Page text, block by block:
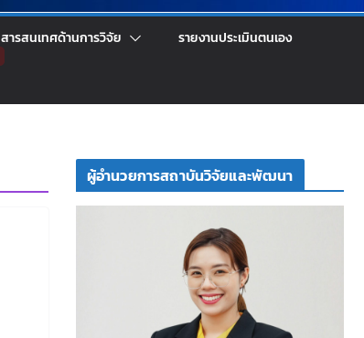
สารสนเทศด้านการวิจัย รายงานประเมินตนเอง
ผู้อำนวยการสถาบันวิจัยและพัฒนา